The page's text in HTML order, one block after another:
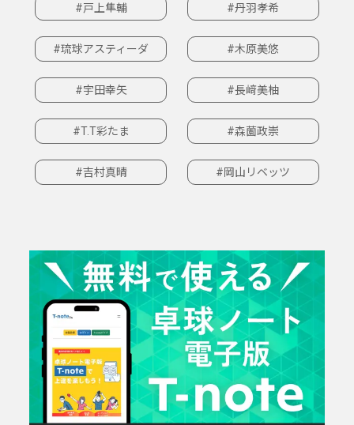
#戸上隼輔 #丹羽孝希
#琉球アスティーダ #木原美悠
#宇田幸矢 #長﨑美柚
#T.T彩たま #森薗政崇
#吉村真晴 #岡山リベッツ